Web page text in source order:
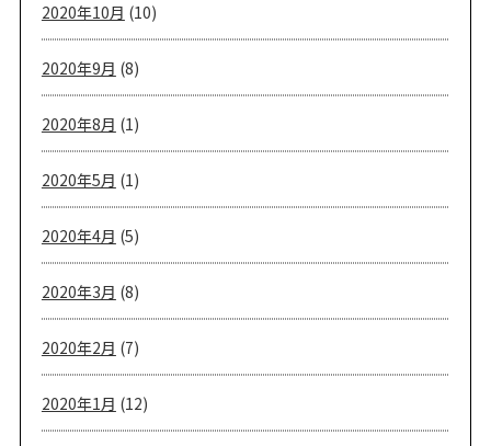
2020年10月 (10)
2020年9月 (8)
2020年8月 (1)
2020年5月 (1)
2020年4月 (5)
2020年3月 (8)
2020年2月 (7)
2020年1月 (12)